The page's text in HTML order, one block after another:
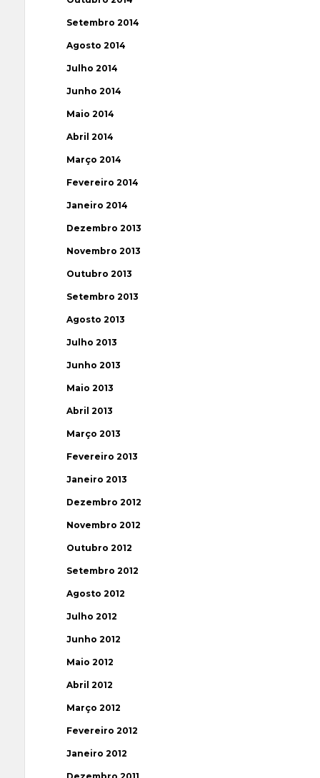
Setembro 2014
Agosto 2014
Julho 2014
Junho 2014
Maio 2014
Abril 2014
Março 2014
Fevereiro 2014
Janeiro 2014
Dezembro 2013
Novembro 2013
Outubro 2013
Setembro 2013
Agosto 2013
Julho 2013
Junho 2013
Maio 2013
Abril 2013
Março 2013
Fevereiro 2013
Janeiro 2013
Dezembro 2012
Novembro 2012
Outubro 2012
Setembro 2012
Agosto 2012
Julho 2012
Junho 2012
Maio 2012
Abril 2012
Março 2012
Fevereiro 2012
Janeiro 2012